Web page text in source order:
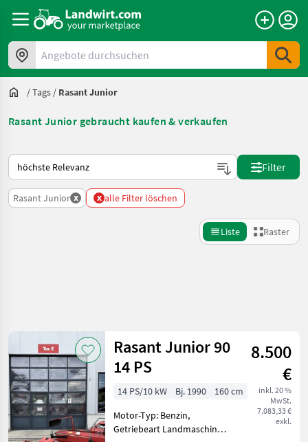
Angebote durchsuchen
/Tags / Rasant Junior
Rasant Junior gebraucht kaufen & verkaufen
So wird auf Landwirt.com sortiert
Filter
Rasant Junior x x alle Filter löschen
Liste Raster
Kategorie 2 Land Filter
AKTUELLER
PFAD
Rasant
Junior
Zurücksetzen
11
anzeigen
Rasant Junior 90
14 PS
8.500
€
inkl. 20 %
MwSt.
7.083,33 €
exkl.
14 PS/10 kW Bj. 1990
160 cm
Motor-Typ: Benzin,
Getriebeart Landmaschine: